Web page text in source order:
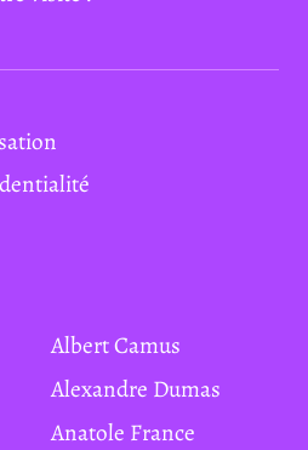
Albert Camus
Alexandre Dumas
Anatole France